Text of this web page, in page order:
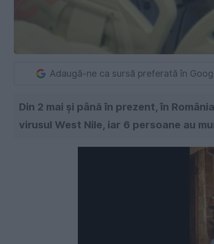
Adaugă-ne ca sursă preferată în
Din 2 mai și până în prezent, în
virusul West Nile, iar 6 persoane au